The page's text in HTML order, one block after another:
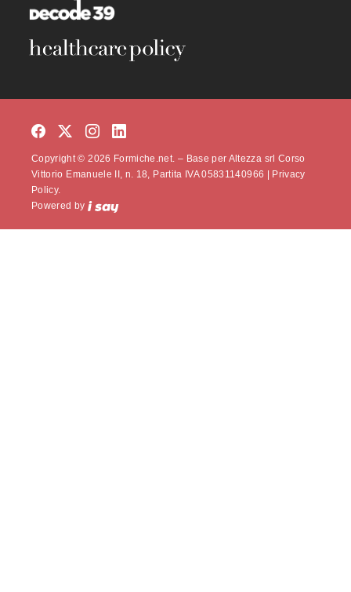
Copyright © 2026 Formiche.net. – Base per Altezza srl Corso
Vittorio Emanuele II, n. 18, Partita IVA 05831140966 |
Privacy
Policy.
Powered by